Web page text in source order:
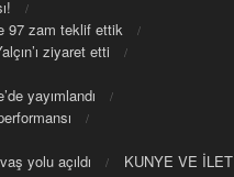
97 zam teklif ettik
ziyaret etti
yayımlandı
yolu açıldı
KUNYE VE